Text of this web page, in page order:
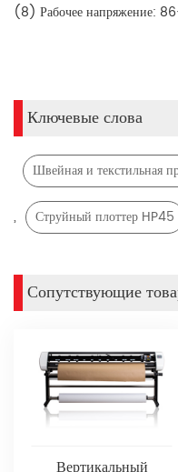
(8) Рабочее напряжение:
Ключевые слова
Швейная и текстильная
, Струйный плоттер HP45
Сопутствующие
Вертикальный